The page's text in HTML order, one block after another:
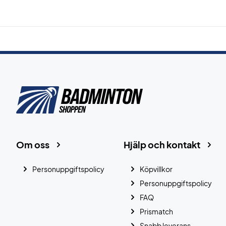
Hjälp och kontakt
Köpvillkor
Personuppgiftspolicy
FAQ
Prismatch
Om oss
Personuppgiftspolicy